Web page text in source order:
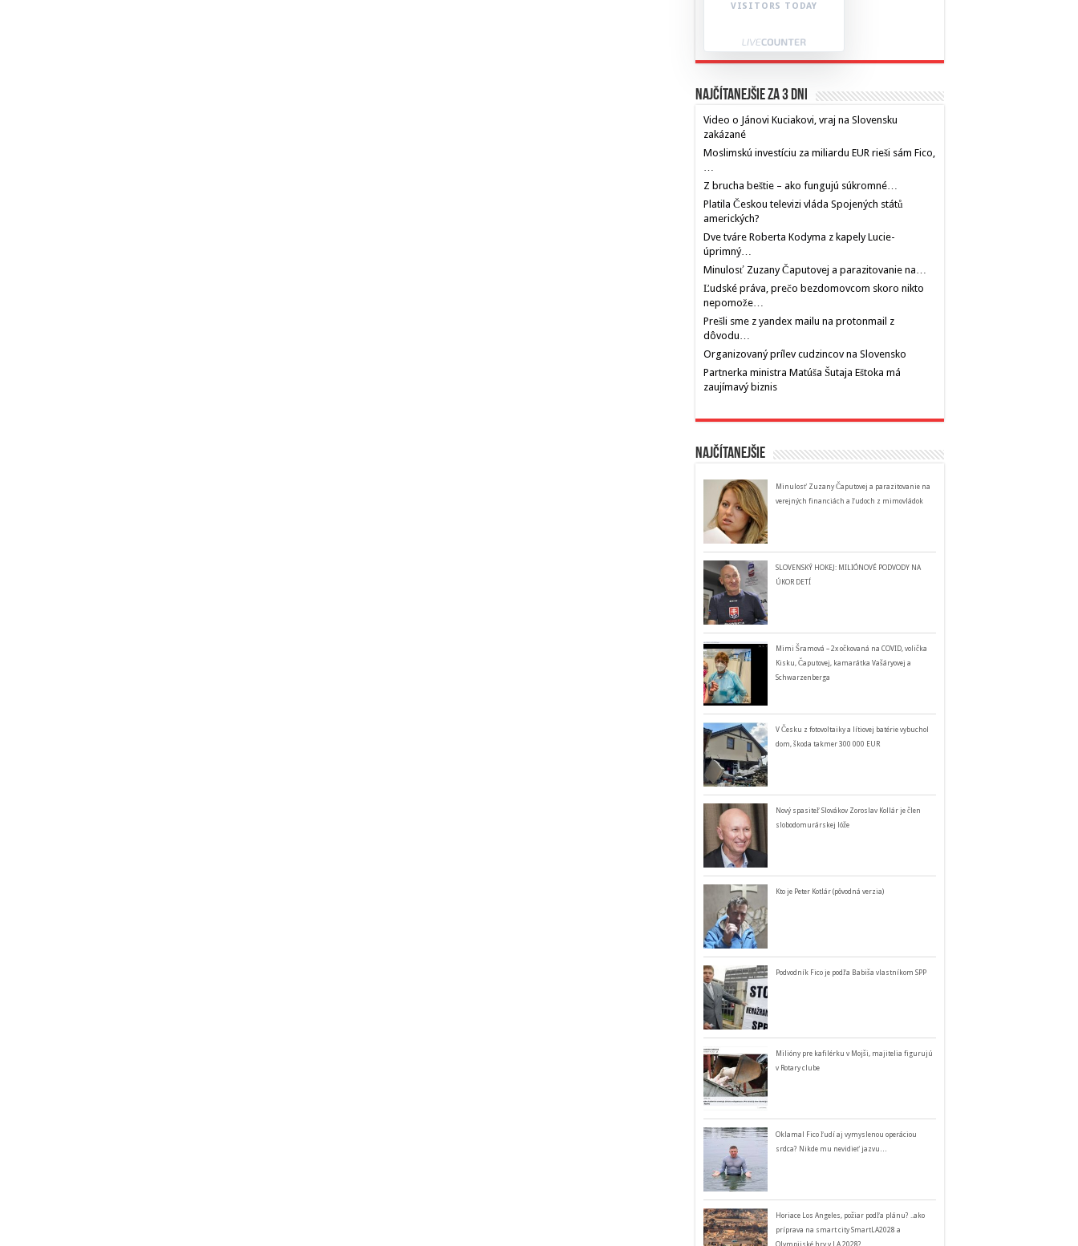
VISITORS TODAY
Najčítanejšie za 3 dni
Video o Jánovi Kuciakovi, vraj na Slovensku
zakázané
Moslimskú investíciu za miliardu EUR rieši sám Fico,
…
Z brucha beštie – ako fungujú súkromné…
Platila Českou televizi vláda Spojených států
amerických?
Dve tváre Roberta Kodyma z kapely Lucie-
úprimný…
Minulosť Zuzany Čaputovej a parazitovanie na…
Ľudské práva, prečo bezdomovcom skoro nikto
nepomože…
Prešli sme z yandex mailu na protonmail z
dôvodu…
Organizovaný prílev cudzincov na Slovensko
Partnerka ministra Matúša Šutaja Eštoka má
zaujímavý biznis
Najčítanejšie
Minulosť Zuzany Čaputovej a parazitovanie na
verejných financiách a ľudoch z mimovládok
SLOVENSKÝ HOKEJ: MILIÓNOVÉ PODVODY NA
ÚKOR DETÍ
Mimi Šramová – 2x očkovaná na COVID, volička
Kisku, Čaputovej, kamarátka Vašáryovej a
Schwarzenberga
V Česku z fotovoltaiky a lítiovej batérie vybuchol
dom, škoda takmer 300 000 EUR
Nový spasiteľ Slovákov Zoroslav Kollár je člen
slobodomurárskej lóže
Kto je Peter Kotlár (pôvodná verzia)
Podvodník Fico je podľa Babiša vlastníkom SPP
Milióny pre kafilérku v Mojši, majitelia figurujú
v Rotary clube
Oklamal Fico ľudí aj vymyslenou operáciou
srdca? Nikde mu nevidieť jazvu…
Horiace Los Angeles, požiar podľa plánu? ..ako
príprava na smart city SmartLA2028 a